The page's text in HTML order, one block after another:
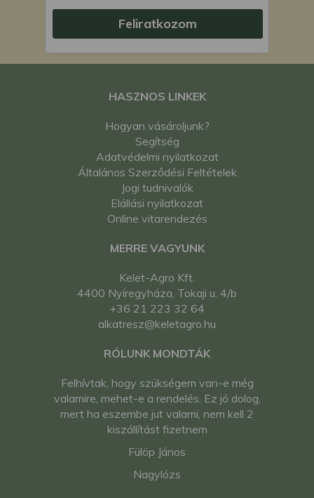
Feliratkozom
HASZNOS LINKEK
Hogyan vásároljunk?
Segítség
Adatvédelmi nyilatkozat
Általános Szerződési Feltételek
Jogi tudnivalók
Elállási nyilatkozat
Online vitarendezés
MERRE VAGYUNK
Kelet-Agro Kft.
4400 Nyíregyháza, Tokaji u. 4/b
+36 21 223 32 64
alkatresz@keletagro.hu
RÓLUNK MONDTÁK
Felhívtak, hogy szükségem van-e még
valamire, mehet-e a rendelés. Ez jó dolog,
mert ha eszembe jut valami, nem kell 2
kiszállítást fizetnem
Fülöp János
Nagylózs